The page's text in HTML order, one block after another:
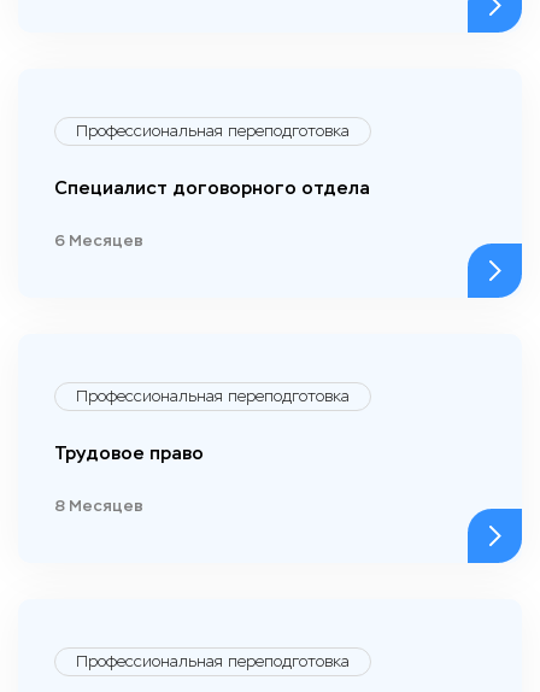
Профессиональная переподготовка
Специалист договорного отдела
6 Месяцев
Профессиональная переподготовка
Трудовое право
8 Месяцев
Профессиональная переподготовка